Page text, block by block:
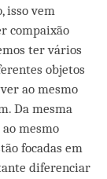
isso vem
compaixão
ter vários
objetos
ao mesmo
Da mesma
mesmo
focadas em
diferenciar